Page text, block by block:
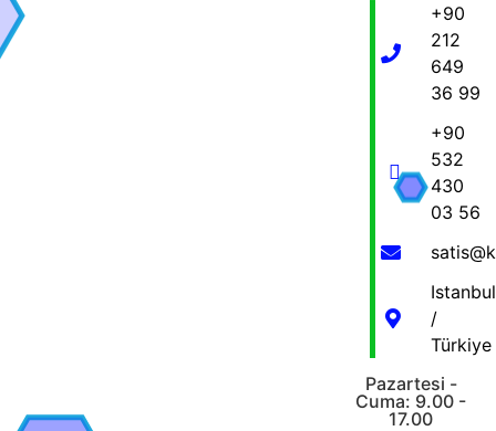
+90
212
649
36 99
+90
532
430
03 56
Istanbul
/
Türkiye
Pazartesi -
Cuma: 9.00 -
17.00